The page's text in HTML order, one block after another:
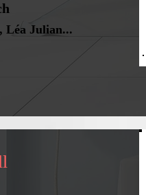
Léa Julian...